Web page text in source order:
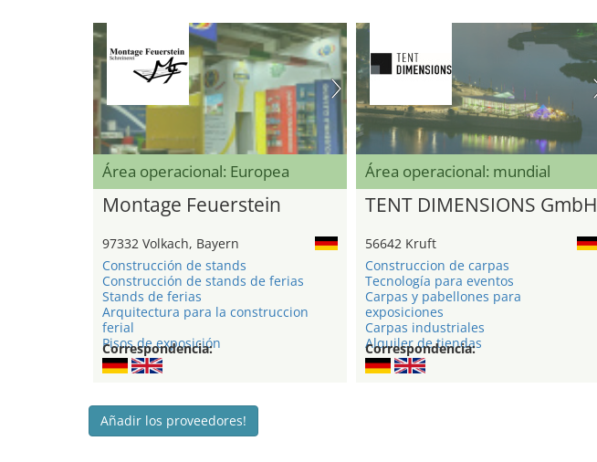
Área operacional: Europea
Montage Feuerstein
97332 Volkach, Bayern
Construcción de stands
Construcción de stands de ferias
Stands de ferias
Arquitectura para la construccion
ferial
Pisos de exposición
Correspondencia:
Área operacional: mundial
TENT DIMENSIONS GmbH
56642 Kruft
Construccion de carpas
Tecnología para eventos
Carpas y pabellones para
exposiciones
Carpas industriales
Alquiler de tiendas
Correspondencia:
Añadir los proveedores!